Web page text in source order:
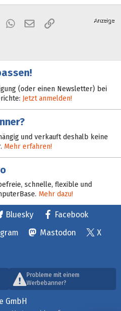
WhatsApp
E-MailLink
(oder einen Newsletter) bei
Jetzt anmelden!
und verkauft deshalb keine
Mehr erfahren!
schnelle, flexible und
Mehr dazu!
Bluesky
Facebook
Mastodon
X
Probleme mit einem
Werbebanner?
GmbH